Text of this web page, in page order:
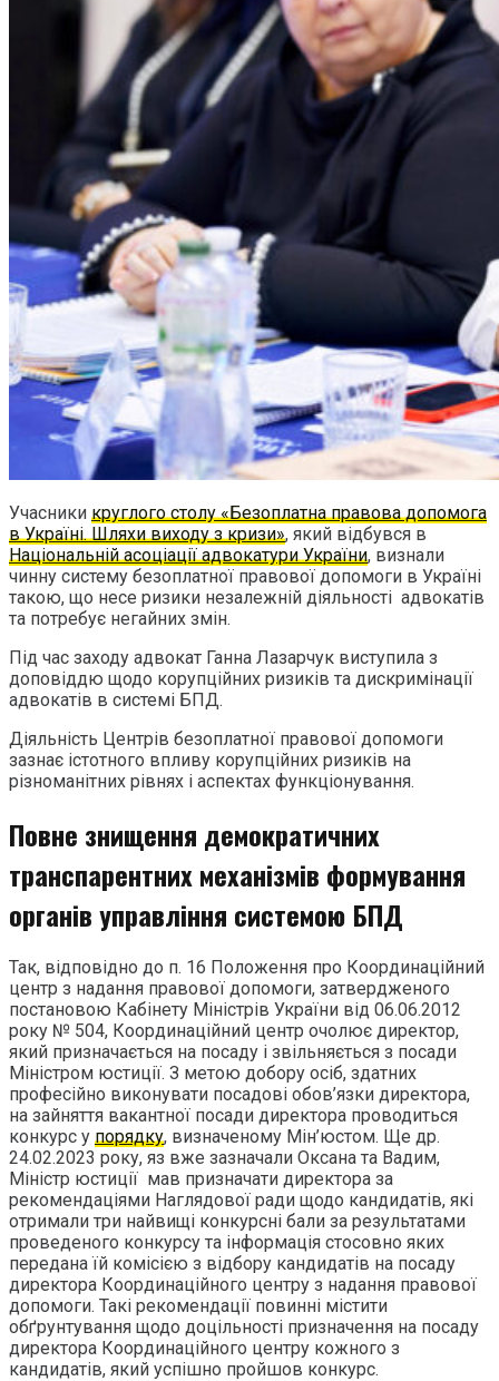
Учасники круглого столу «Безоплатна правова допомога
в Україні. Шляхи виходу з кризи», який відбувся в
Національній асоціації адвокатури України, визнали
чинну систему безоплатної правової допомоги в Україні
такою, що несе ризики незалежній діяльності адвокатів
та потребує негайних змін.
Під час заходу адвокат Ганна Лазарчук виступила з
доповіддю щодо корупційних ризиків та дискримінації
адвокатів в системі БПД.
Діяльність Центрів безоплатної правової допомоги
зазнає істотного впливу корупційних ризиків на
різноманітних рівнях і аспектах функціонування.
Повне знищення демократичних
транспарентних механізмів формування
органів управління системою БПД
Так, відповідно до п. 16 Положення про Координаційний
центр з надання правової допомоги, затвердженого
постановою Кабінету Міністрів України від 06.06.2012
року № 504, Координаційний центр очолює директор,
який призначається на посаду і звільняється з посади
Міністром юстиції. З метою добору осіб, здатних
професійно виконувати посадові обов’язки директора,
на зайняття вакантної посади директора проводиться
конкурс у порядку, визначеному Мін’юстом. Ще др.
24.02.2023 року, яз вже зазначали Оксана та Вадим,
Міністр юстиції мав призначати директора за
рекомендаціями Наглядової ради щодо кандидатів, які
отримали три найвищі конкурсні бали за результатами
проведеного конкурсу та інформація стосовно яких
передана їй комісією з відбору кандидатів на посаду
директора Координаційного центру з надання правової
допомоги. Такі рекомендації повинні містити
обґрунтування щодо доцільності призначення на посаду
директора Координаційного центру кожного з
кандидатів, який успішно пройшов конкурс.